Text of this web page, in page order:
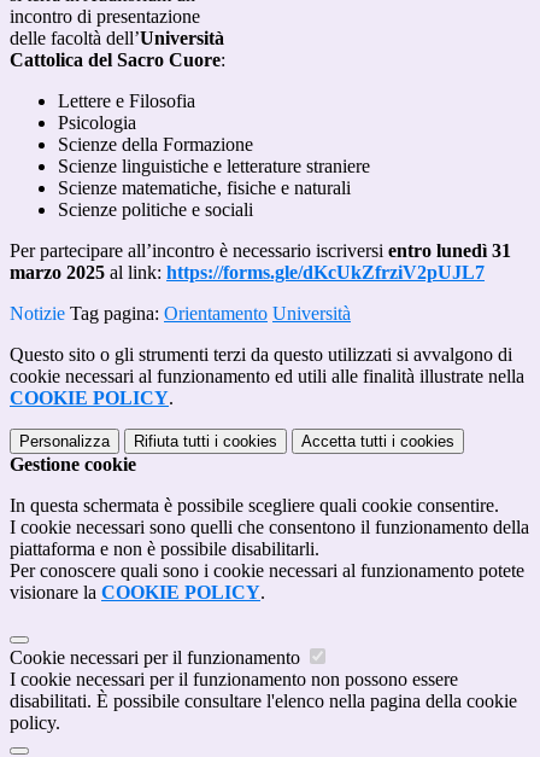
incontro di presentazione
delle facoltà dell’Università
Cattolica del Sacro Cuore:
Lettere e Filosofia
Psicologia
Scienze della Formazione
Scienze linguistiche e letterature straniere
Scienze matematiche, fisiche e naturali
Scienze politiche e sociali
Per partecipare all’incontro è necessario iscriversi entro lunedì 31
marzo 2025 al link: https://forms.gle/dKcUkZfrziV2pUJL7
Notizie Tag pagina: Orientamento Università
Questo sito o gli strumenti terzi da questo utilizzati si avvalgono di
cookie necessari al funzionamento ed utili alle finalità illustrate nella
COOKIE POLICY.
Personalizza Rifiuta tutti i cookies Accetta tutti i cookies
Gestione cookie
In questa schermata è possibile scegliere quali cookie consentire.
I cookie necessari sono quelli che consentono il funzionamento della
piattaforma e non è possibile disabilitarli.
Per conoscere quali sono i cookie necessari al funzionamento potete
visionare la COOKIE POLICY.
Cookie necessari per il funzionamento
I cookie necessari per il funzionamento non possono essere
disabilitati. È possibile consultare l'elenco nella pagina della cookie
policy.